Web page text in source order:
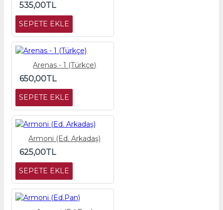
535,00TL
SEPETE EKLE
Arenas - 1 (Türkçe)
650,00TL
SEPETE EKLE
Armoni (Ed. Arkadaş)
625,00TL
SEPETE EKLE